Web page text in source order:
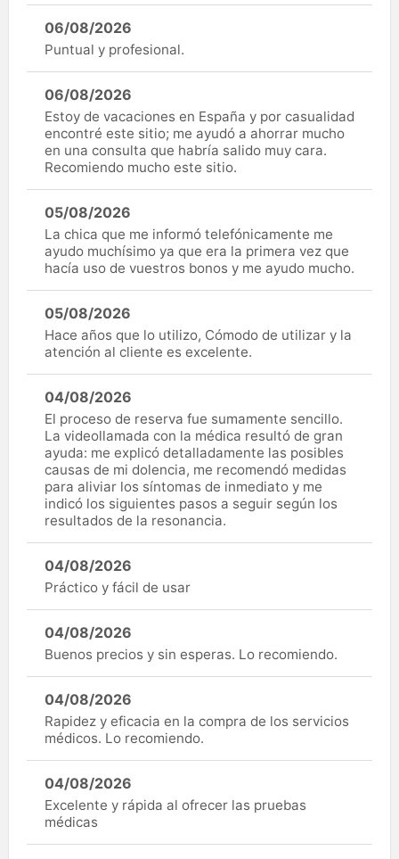
06/08/2026
Puntual y profesional.
06/08/2026
Estoy de vacaciones en España y por casualidad
encontré este sitio; me ayudó a ahorrar mucho
en una consulta que habría salido muy cara.
Recomiendo mucho este sitio.
05/08/2026
La chica que me informó telefónicamente me
ayudo muchísimo ya que era la primera vez que
hacía uso de vuestros bonos y me ayudo mucho.
05/08/2026
Hace años que lo utilizo, Cómodo de utilizar y la
atención al cliente es excelente.
04/08/2026
El proceso de reserva fue sumamente sencillo.
La videollamada con la médica resultó de gran
ayuda: me explicó detalladamente las posibles
causas de mi dolencia, me recomendó medidas
para aliviar los síntomas de inmediato y me
indicó los siguientes pasos a seguir según los
resultados de la resonancia.
04/08/2026
Práctico y fácil de usar
04/08/2026
Buenos precios y sin esperas. Lo recomiendo.
04/08/2026
Rapidez y eficacia en la compra de los servicios
médicos. Lo recomiendo.
04/08/2026
Excelente y rápida al ofrecer las pruebas
médicas